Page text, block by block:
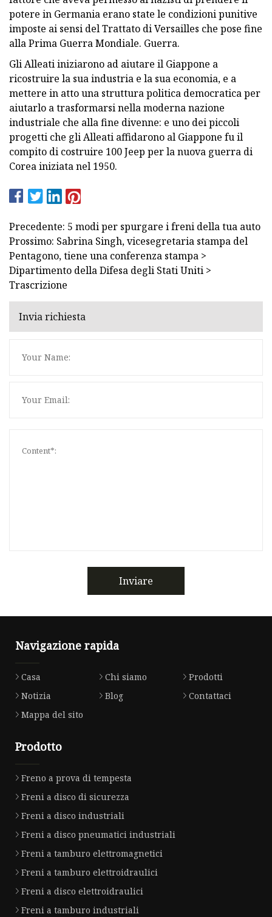
potere in Germania erano state le condizioni punitive
imposte ai sensi del Trattato di Versailles che pose fine
alla Prima Guerra Mondiale. Guerra.
Gli Alleati iniziarono ad aiutare il Giappone a
ricostruire la sua industria e la sua economia, e a
mettere in atto una struttura politica democratica per
aiutarlo a trasformarsi nella moderna nazione
industriale che alla fine divenne: e uno dei piccoli
progetti che gli Alleati affidarono al Giappone fu il
compito di costruire 100 Jeep per la nuova guerra di
Corea iniziata nel 1950.
Precedente: 5 modi per spurgare i freni della tua auto
Prossimo: Sabrina Singh, vicesegretaria stampa del
Pentagono, tiene una conferenza stampa >
Dipartimento della Difesa degli Stati Uniti >
Trascrizione
Invia richiesta
Inviare
Navigazione rapida
Casa Chi siamo
Prodotti
Notizia
Blog
Contattaci
Mappa del sito
Prodotto
Freno a prova di tempesta
Freni a disco di sicurezza
Freni a disco industriali
Freni a disco pneumatici industriali
Freni a tamburo elettromagnetici
Freni a tamburo elettroidraulici
Freni a disco elettroidraulici
Freni a tamburo industriali